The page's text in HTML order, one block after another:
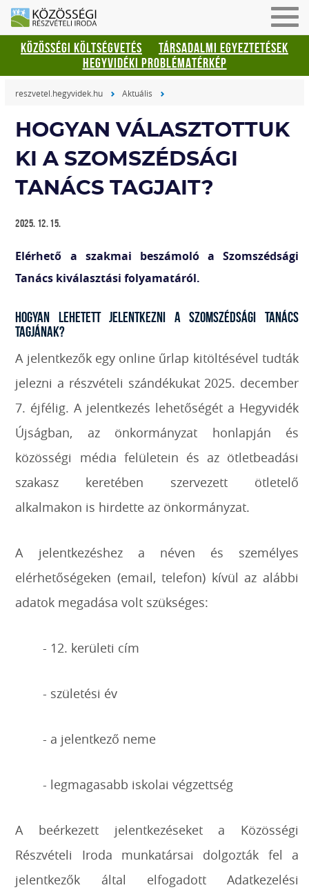
be-
vagy
KÖZÖSSÉGI KÖLTSÉGVETÉS
TÁRSADALMI EGYEZTETÉSEK
HEGYVIDÉKI PROBLÉMATÉRKÉP
reszvetel.hegyvidek.hu Aktuális
HOGYAN VÁLASZTOTTUK
KI A SZOMSZÉDSÁGI
TANÁCS TAGJAIT?
2025. 12. 15.
Elérhető a szakmai beszámoló a Szomszédsági
Tanács kiválasztási folyamatáról.
Hogyan lehetett jelentkezni a Szomszédsági Tanács
tagjának?
A jelentkezők egy online űrlap kitöltésével tudták
jelezni a részvételi szándékukat 2025. december
7. éjfélig. A jelentkezés lehetőségét a Hegyvidék
Újságban, az önkormányzat honlapján és
közösségi média felületein és az ötletbeadási
szakasz keretében szervezett ötletelő
alkalmakon is hirdette az önkormányzat.
A jelentkezéshez a néven és személyes
elérhetőségeken (email, telefon) kívül az alábbi
adatok megadása volt szükséges:
- 12. kerületi cím
- születési év
- a jelentkező neme
- legmagasabb iskolai végzettség
A beérkezett jelentkezéseket a Közösségi
Részvételi Iroda munkatársai dolgozták fel a
jelentkezők által elfogadott Adatkezelési